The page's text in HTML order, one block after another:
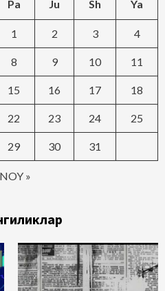
Pa Ju Sh Ya
NOY »
1 2 3 4
8 9 10 11
15 16 17 18
22 23 24 25
29 30 31